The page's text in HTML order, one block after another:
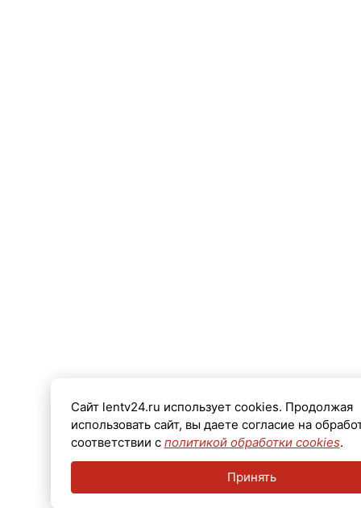
Сайт lentv24.ru использует cookies. Продолжая
использовать сайт, вы даете согласие на
соответствии с политикой обработки cookies.
Принять